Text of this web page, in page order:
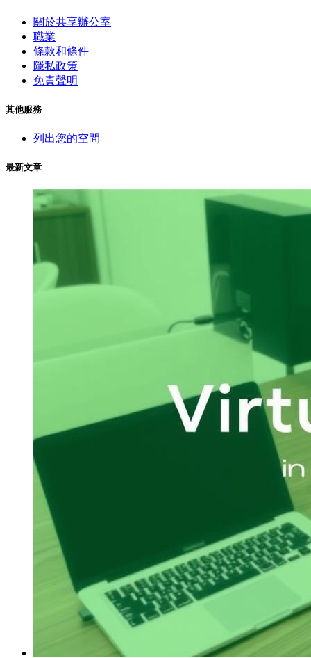
關於共享辦公室
職業
條款和條件
隱私政策
免責聲明
其他服務
列出您的空間
最新文章